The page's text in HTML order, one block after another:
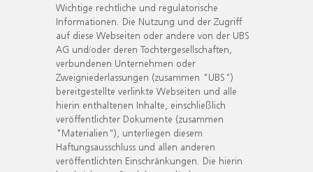
Wichtige rechtliche und regulatorische
Informationen. Die Nutzung und der Zugriff
auf diese Webseiten oder andere von der UBS
AG und/oder deren Tochtergesellschaften,
verbundenen Unternehmen oder
Zweigniederlassungen (zusammen "UBS")
bereitgestellte verlinkte Webseiten und alle
hierin enthaltenen Inhalte, einschließlich
veröffentlichter Dokumente (zusammen
"Materialien"), unterliegen diesem
Haftungsausschluss und allen anderen
veröffentlichten Einschränkungen. Die hierin